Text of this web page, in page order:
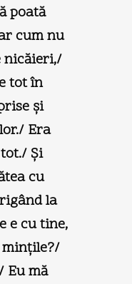
poată
cum nu
nicăieri,/
tot în
şi
Era
Şi
cu
la
e cu tine,
Eu mă